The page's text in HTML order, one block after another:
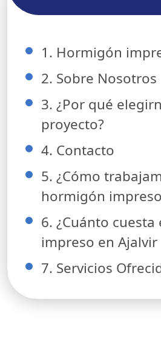
1. Hormigón
2. Sobre Nosotros
3. ¿Por qué
proyecto?
4. Contacto
5. ¿Cómo
hormigón
6. ¿Cuánto
impreso en Ajalvir
7. Servicios